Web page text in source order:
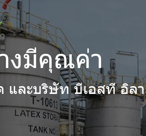
ละบริษัท บีเอสที อิลา